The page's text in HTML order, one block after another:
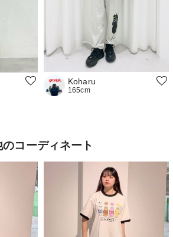
Koharu
165cm
コーディネート